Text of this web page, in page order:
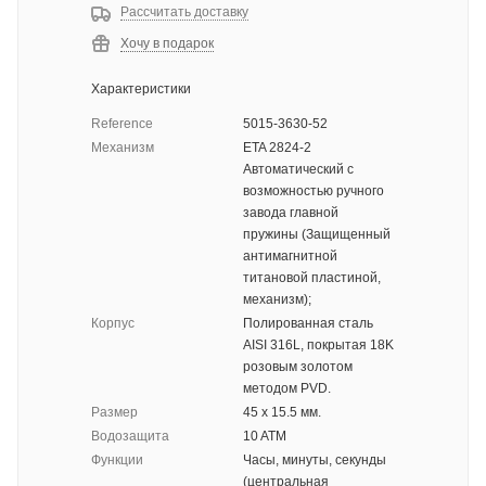
Рассчитать доставку
Хочу в подарок
Характеристики
Reference
5015-3630-52
Механизм
ETA 2824-2
Автоматический с
возможностью ручного
завода главной
пружины (Защищенный
антимагнитной
титановой пластиной,
механизм);
Корпус
Полированная сталь
AISI 316L, покрытая 18K
розовым золотом
методом PVD.
Размер
45 х 15.5 мм.
Водозащита
10 ATM
Функции
Часы, минуты, секунды
(центральная